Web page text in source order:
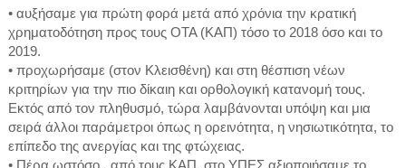
• αυξήσαμε για πρώτη φορά μετά από χρόνια την κρατική
χρηματοδότηση προς τους ΟΤΑ (ΚΑΠ) τόσο το 2018 όσο και το
2019.
• προχωρήσαμε (στον Κλεισθένη) και στη θέσπιση νέων
κριτηρίων για την πιο δίκαιη και ορθολογική κατανομή τους.
Εκτός από τον πληθυσμό, τώρα λαμβάνονται υπόψη και μια
σειρά άλλοι παράμετροι όπως η ορεινότητα, η νησιωτικότητα, το
επίπεδο της ανεργίας και της φτώχειας.
• Πέρα ωστόσο , από τους ΚΑΠ, στο ΥΠΕΣ αξιοποιήσαμε το